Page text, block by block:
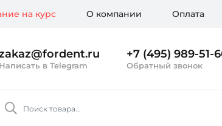
на курс О компании Оплата
Написать в Telegram
+7 (495) 989-51-
Обратный звонок